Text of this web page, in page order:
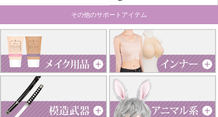
その他のサポートアイテム